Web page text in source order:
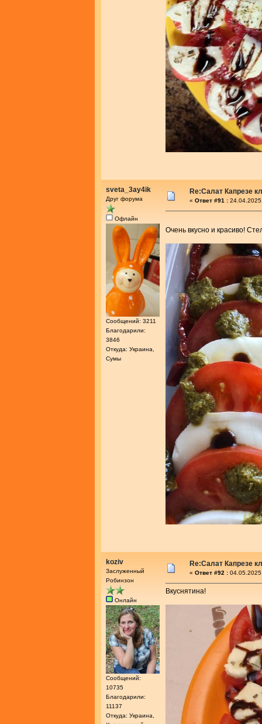
sveta_3ay4ik
Друг форума
Офлайн
Сообщений: 3211
Благодарили:
3846
Откуда: Украина,
Сумы
Re:Салат Капрезе
« Ответ #91 :
Очень вкусно и красиво!
koziv
Заслуженный
Робинзон
Онлайн
Сообщений:
10735
Благодарили:
11137
Откуда: Украина,
Re:Салат Капрезе
« Ответ #92 :
Вкуснятина!